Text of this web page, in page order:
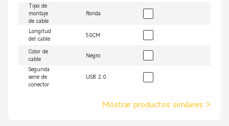
Tipo de
montaje
de cable
Ronda
Longitud
del cable
50CM
Color de
cable
Negro
Segunda
serie de
conector
USB 2.0
Mostrar productos similares >